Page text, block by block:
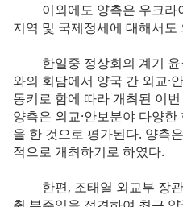
이외에도 양측은 우크
지역 및 국제정세에 대해서도
한일중 정상회의 계기
와의 회담에서 양국 간 외교·
동키로 함에 따라 개최된 이
양측은 외교·안보분야 다양
을 한 것으로 평가된다. 양측
적으로 개최하기로 하였다.
한편, 조태열 외교부 장